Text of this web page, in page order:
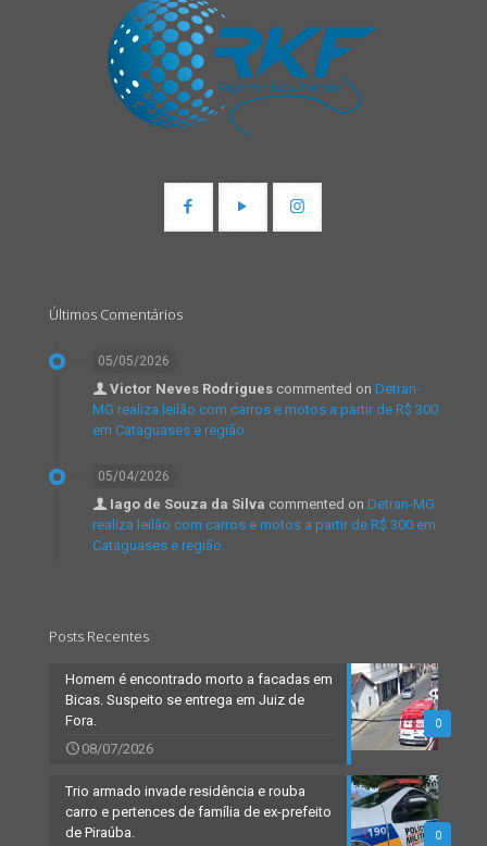
Últimos Comentários
05/05/2026
Victor Neves Rodrigues commented on Detran-
MG realiza leilão com carros e motos a partir de R$ 300
em Cataguases e região.
05/04/2026
Iago de Souza da Silva commented on Detran-MG
realiza leilão com carros e motos a partir de R$ 300 em
Cataguases e região.
Posts Recentes
0
Homem é encontrado morto a facadas em
Bicas. Suspeito se entrega em Juiz de
Fora.
08/07/2026
0
Trio armado invade residência e rouba
carro e pertences de família de ex-prefeito
de Piraúba.